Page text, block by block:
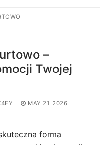
–
Twojej
MAY 21, 2026
forma